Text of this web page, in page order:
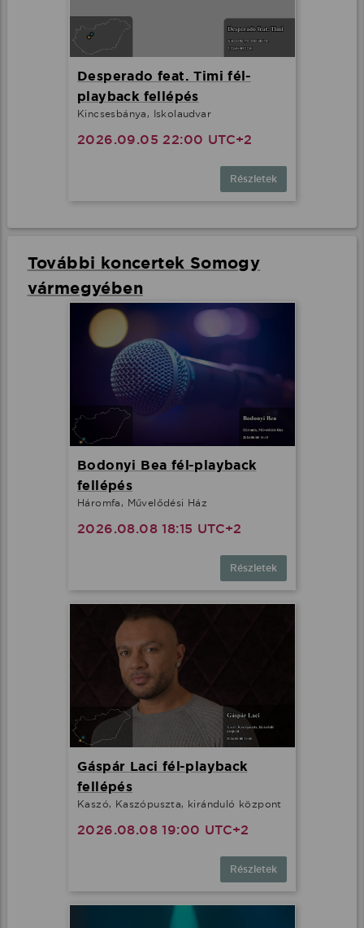
Desperado feat. Timi fél-
playback fellépés
Kincsesbánya, Iskolaudvar
2026.09.05 22:00 UTC+2
Részletek
További koncertek Somogy
vármegyében
Bodonyi Bea fél-playback
fellépés
Háromfa, Művelődési Ház
2026.08.08 18:15 UTC+2
Részletek
Gáspár Laci fél-playback
fellépés
Kaszó, Kaszópuszta, kiránduló központ
2026.08.08 19:00 UTC+2
Részletek